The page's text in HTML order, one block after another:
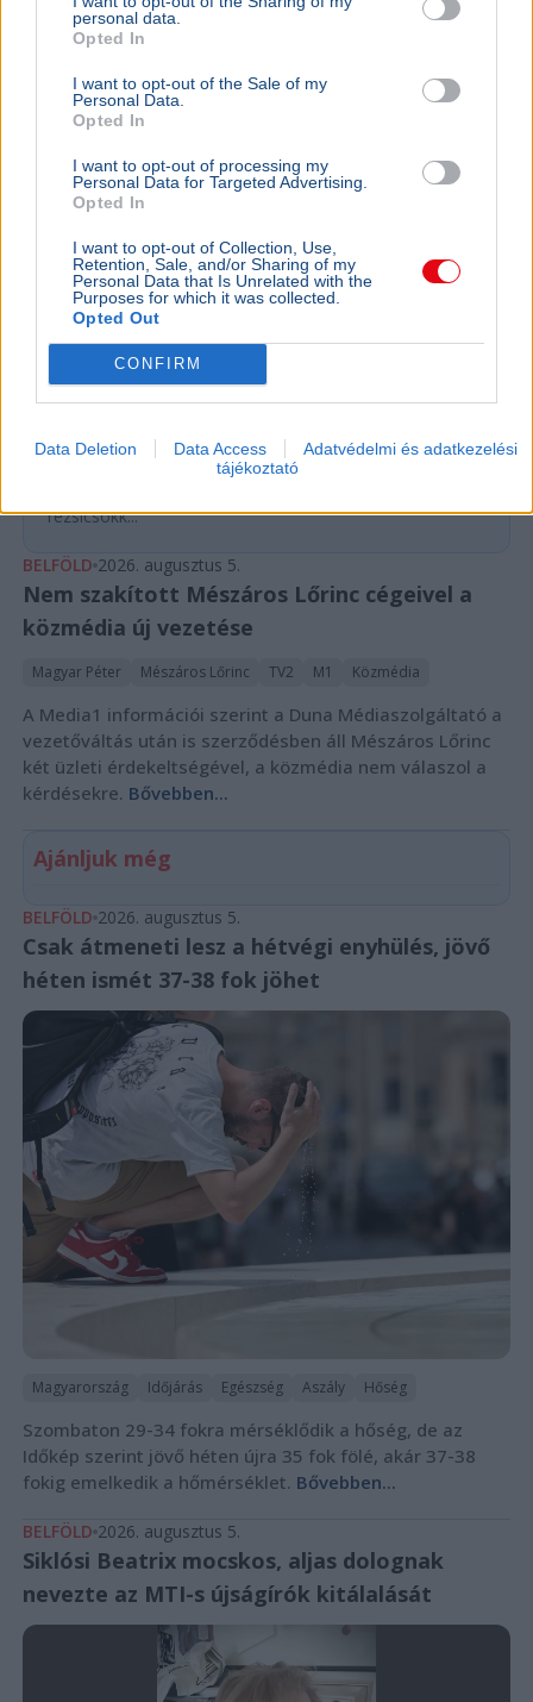
personal data.
Opted In
I want to opt-out of the Sale of my
Personal Data.
Opted In
I want to opt-out of processing my
Personal Data for Targeted Advertising.
Opted In
I want to opt-out of Collection, Use,
Retention, Sale, and/or Sharing of my
Personal Data that Is Unrelated with the
Purposes for which it was collected.
Opted Out
CONFIRM
Data Deletion Data Access
Adatvédelmi és adatkezelési
tájékoztató
BELFÖLD
Összeomlás szélén a víziközmű-rendszer:
A teljes éves bevételt a csövek
cseréjére kellene költeni
A magyar víziközmű-hálózat közel 80 százaléka
kritikus állapotban van, a csőtörések száma
rezsicsökk...
Az Amundi
kegyelmi
BELFÖLD 2026. augusztus 5.
Nem szakított Mészáros Lőrinc cégeivel a
közmédia új vezetése
Magyar Péter Mészáros Lőrinc TV2 M1 Közmédia
A Media1 információi szerint a Duna Médiaszolgáltató a
vezetőváltás után is szerződésben áll Mészáros Lőrinc
két üzleti érdekeltségével, a közmédia nem válaszol a
kérdésekre. Bővebben...
Ajánljuk még
BELFÖLD 2026. augusztus 5.
Csak átmeneti lesz a hétvégi enyhülés, jövő
héten ismét 37-38 fok jöhet
Magyarország Időjárás Egészség Aszály Hőség
Szombaton 29-34 fokra mérséklődik a hőség, de az
Időkép szerint jövő héten újra 35 fok fölé, akár 37-38
fokig emelkedik a hőmérséklet. Bővebben...
BELFÖLD 2026. augusztus 5.
Siklósi Beatrix mocskos, aljas dolognak
nevezte az MTI-s újságírók kitálalását